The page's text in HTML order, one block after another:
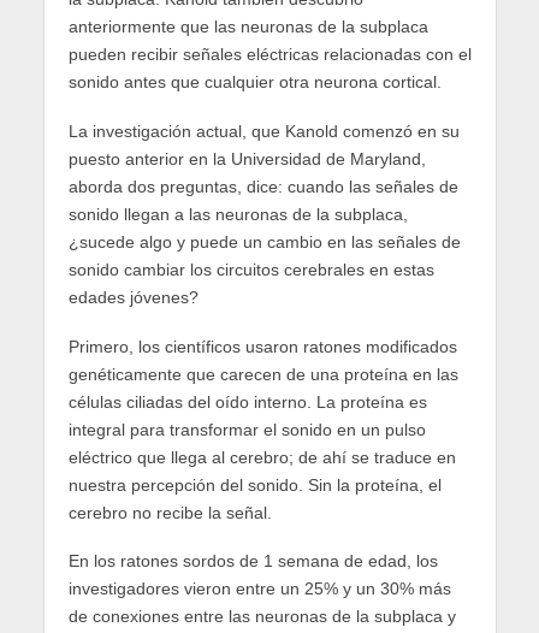
anteriormente que las neuronas de la subplaca
pueden recibir señales eléctricas relacionadas con el
sonido antes que cualquier otra neurona cortical.
La investigación actual, que Kanold comenzó en su
puesto anterior en la Universidad de Maryland,
aborda dos preguntas, dice: cuando las señales de
sonido llegan a las neuronas de la subplaca,
¿sucede algo y puede un cambio en las señales de
sonido cambiar los circuitos cerebrales en estas
edades jóvenes?
Primero, los científicos usaron ratones modificados
genéticamente que carecen de una proteína en las
células ciliadas del oído interno. La proteína es
integral para transformar el sonido en un pulso
eléctrico que llega al cerebro; de ahí se traduce en
nuestra percepción del sonido. Sin la proteína, el
cerebro no recibe la señal.
En los ratones sordos de 1 semana de edad, los
investigadores vieron entre un 25% y un 30% más
de conexiones entre las neuronas de la subplaca y